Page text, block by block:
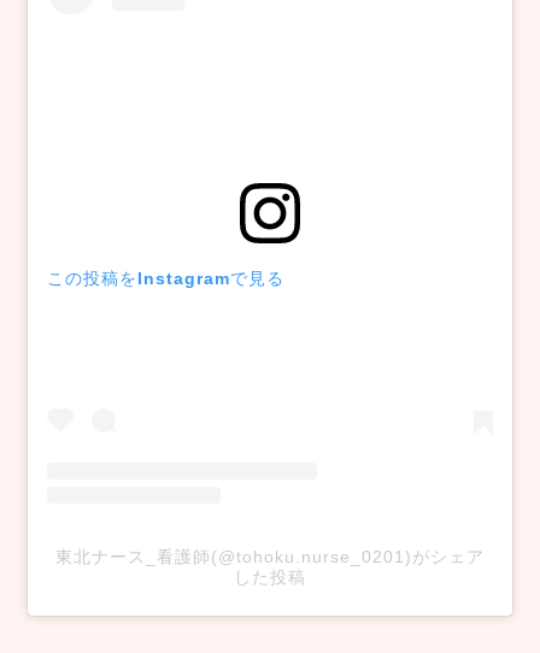
この投稿をInstagramで見る
東北ナース_看護師(@tohoku.nurse_0201)がシェア
した投稿